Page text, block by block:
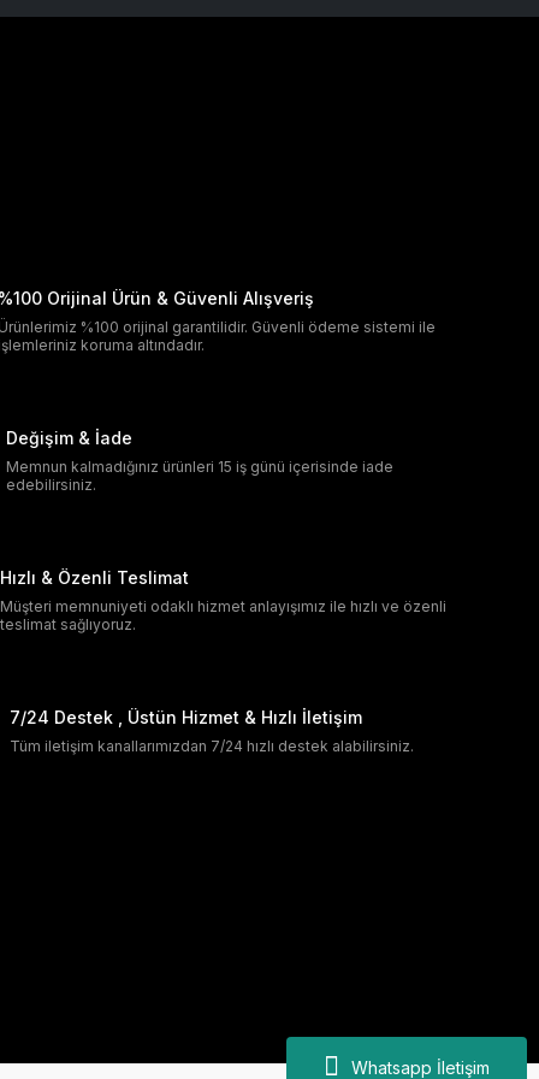
Whatsapp İletişim
%100 Orijinal Ürün & Güvenli Alışveriş
Ürünlerimiz %100 orijinal garantilidir. Güvenli ödeme sistemi ile
işlemleriniz koruma altındadır.
Değişim & İade
Memnun kalmadığınız ürünleri 15 iş günü içerisinde iade
edebilirsiniz.
Hızlı & Özenli Teslimat
Müşteri memnuniyeti odaklı hizmet anlayışımız ile hızlı ve özenli
teslimat sağlıyoruz.
7/24 Destek , Üstün Hizmet & Hızlı İletişim
Tüm iletişim kanallarımızdan 7/24 hızlı destek alabilirsiniz.